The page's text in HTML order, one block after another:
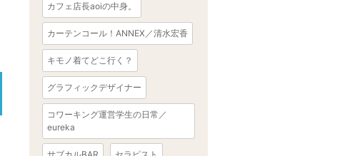
カフェ店長aoiの中身。
カーテンコール！ANNEX／清水宏香
キモノ着てどこ行く？
グラフィックデザイナー
コワーキング運営学生の日常／
eureka